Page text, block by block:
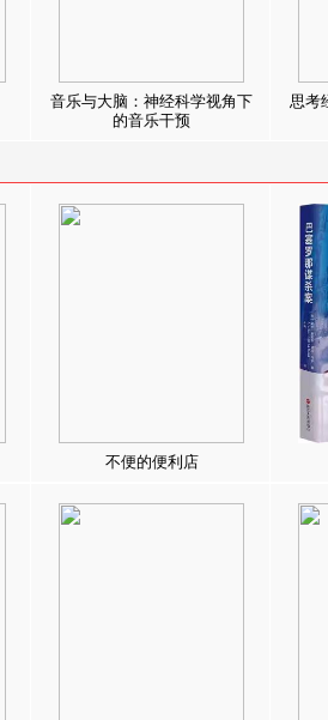
音乐与大脑：神经科学视角下
的音乐干预
思考
不便的便利店